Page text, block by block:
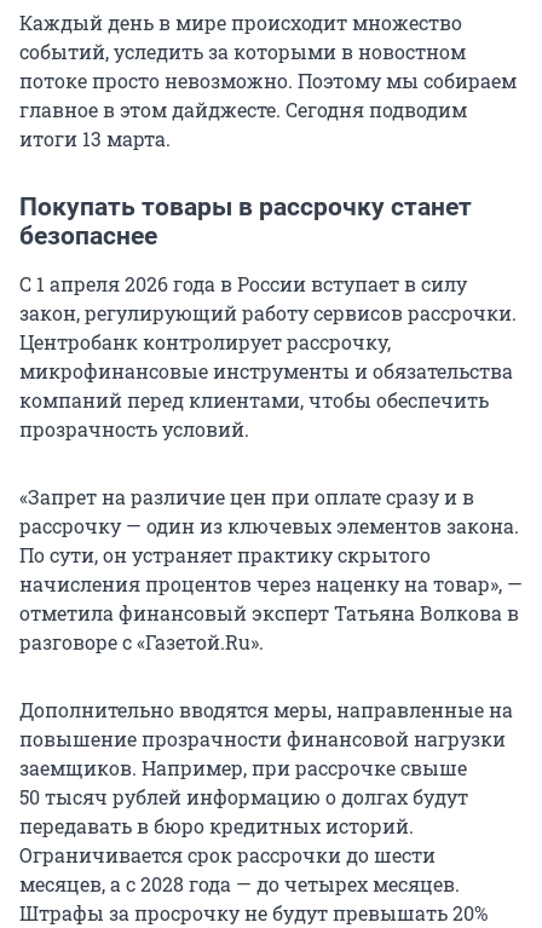
Каждый день в мире происходит множество
событий, уследить за которыми в новостном
потоке просто невозможно. Поэтому мы собираем
главное в этом дайджесте. Сегодня подводим
итоги 13 марта.
Покупать товары в рассрочку станет
безопаснее
С 1 апреля 2026 года в России вступает в силу
закон, регулирующий работу сервисов рассрочки.
Центробанк контролирует рассрочку,
микрофинансовые инструменты и обязательства
компаний перед клиентами, чтобы обеспечить
прозрачность условий.
«Запрет на различие цен при оплате сразу и в
рассрочку — один из ключевых элементов закона.
По сути, он устраняет практику скрытого
начисления процентов через наценку на товар», —
отметила финансовый эксперт Татьяна Волкова в
разговоре с «Газетой.Ru».
Дополнительно вводятся меры, направленные на
повышение прозрачности финансовой нагрузки
заемщиков. Например, при рассрочке свыше
50 тысяч рублей информацию о долгах будут
передавать в бюро кредитных историй.
Ограничивается срок рассрочки до шести
месяцев, а с 2028 года — до четырех месяцев.
Штрафы за просрочку не будут превышать 20%